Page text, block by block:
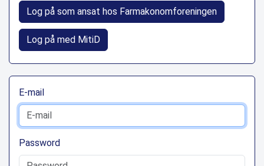
Log på som ansat hos Farmakonomforeningen
Log på med MitiD
E-mail
Password